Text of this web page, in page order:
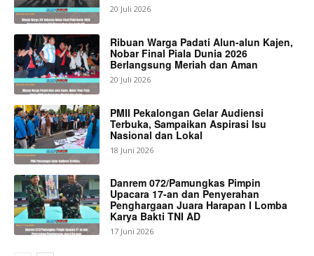
20 Juli 2026
Ribuan Warga Padati Alun-alun Kajen,
Nobar Final Piala Dunia 2026
Berlangsung Meriah dan Aman
20 Juli 2026
PMII Pekalongan Gelar Audiensi
Terbuka, Sampaikan Aspirasi Isu
Nasional dan Lokal
18 Juni 2026
Danrem 072/Pamungkas Pimpin
Upacara 17-an dan Penyerahan
Penghargaan Juara Harapan I Lomba
Karya Bakti TNI AD
17 Juni 2026